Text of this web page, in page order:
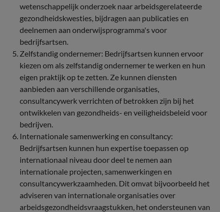
wetenschappelijk onderzoek naar arbeidsgerelateerde
gezondheidskwesties, bijdragen aan publicaties en
deelnemen aan onderwijsprogramma's voor
bedrijfsartsen.
Zelfstandig ondernemer: Bedrijfsartsen kunnen ervoor
kiezen om als zelfstandig ondernemer te werken en hun
eigen praktijk op te zetten. Ze kunnen diensten
aanbieden aan verschillende organisaties,
consultancywerk verrichten of betrokken zijn bij het
ontwikkelen van gezondheids- en veiligheidsbeleid voor
bedrijven.
Internationale samenwerking en consultancy:
Bedrijfsartsen kunnen hun expertise toepassen op
internationaal niveau door deel te nemen aan
internationale projecten, samenwerkingen en
consultancywerkzaamheden. Dit omvat bijvoorbeeld het
adviseren van internationale organisaties over
arbeidsgezondheidsvraagstukken, het ondersteunen van